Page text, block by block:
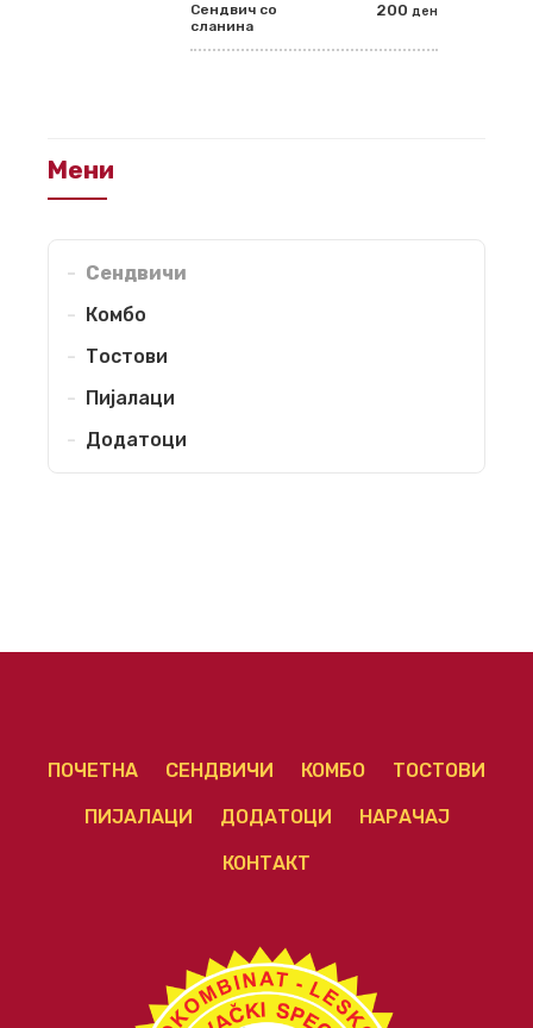
Сендвич со
сланина
200 ден
Мени
Сендвичи
Комбо
Тостови
Пијалаци
Додатоци
ПОЧЕТНА СЕНДВИЧИ КОМБО ТОСТОВИ
ПИЈАЛАЦИ ДОДАТОЦИ НАРАЧАЈ
КОНТАКТ